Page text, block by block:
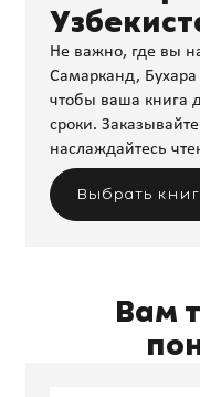
Не важно, где вы
Самарканд,
чтобы ваша книга
сроки.
наслаждайтесь
Выбрать
Вам